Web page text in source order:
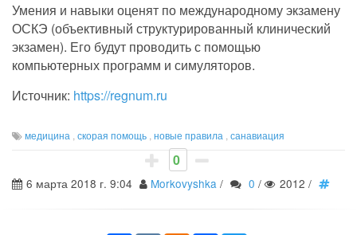
Умения и навыки оценят по международному экзамену
ОСКЭ (объективный структурированный клинический
экзамен). Его будут проводить с помощью
компьютерных программ и симуляторов.
Источник: https://regnum.ru
медицина скорая помощь новые правила санавиация
0
6 марта 2018 г. 9:04 Morkovyshka / 0 / 2012 /